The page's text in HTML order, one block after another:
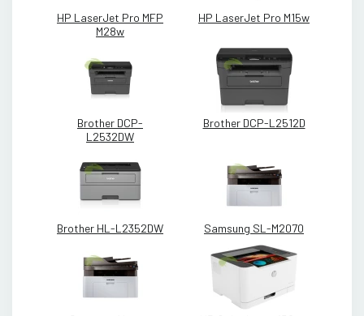
HP LaserJet Pro MFP
M28w
HP LaserJet Pro M15w
Brother DCP-
L2532DW
Brother DCP-L2512D
Brother HL-L2352DW Samsung SL-M2070